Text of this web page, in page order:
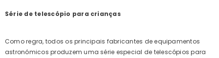
Série de telescópio para crianças
Como regra, todos os principais fabricantes de equipamentos
astronómicos produzem uma série especial de telescópios para